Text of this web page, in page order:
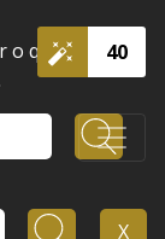
40
que procura.
X